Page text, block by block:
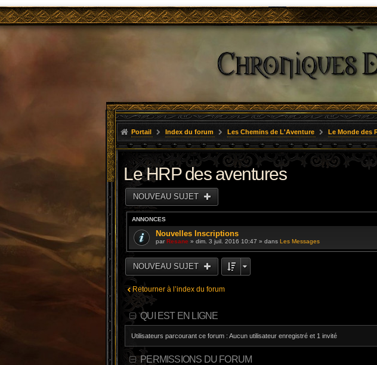
Portail Index du forum Les Chemins de L'Aventure Le Monde des
Le HRP des aventures
NOUVEAU SUJET
ANNONCES
Nouvelles Inscriptions
parResane » dim. 3 juil. 2016 10:47 » dans Les Messages
NOUVEAU SUJET
Retourner à l’index du forum
QUI EST EN LIGNE
Utilisateurs parcourant ce forum : Aucun utilisateur enregistré et 1 invité
PERMISSIONS DU FORUM